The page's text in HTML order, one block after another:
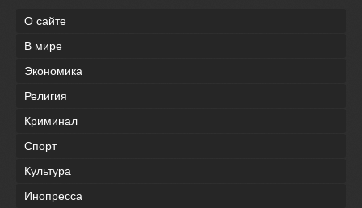
О сайте
В мире
Экономика
Религия
Криминал
Спорт
Культура
Инопресса